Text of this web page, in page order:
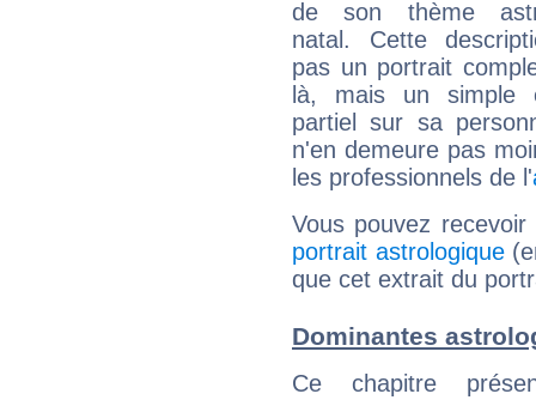
de son thème
natal. Cette
pas un portrait
là, mais un simple
partiel sur sa
n'en demeure pas
les professionnels de l'
Vous pouvez
portrait astrologique
que cet extrait du
Dominantes
Ce chapitre